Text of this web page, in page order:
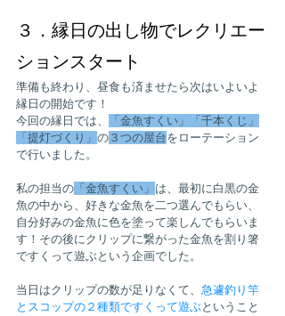
３．縁日の出し物でレクリエー
ションスタート
準備も終わり、昼食も済ませたら次はいよいよ
縁日の開始です！
今回の縁日では、
「金魚すくい」「千本くじ」
「提灯づくり」 の ３つの屋台をローテーション
で行いました。
私の担当の 「金魚すくい」 は、最初に白黒の金
魚の中から、好きな金魚を二つ選んでもらい、
自分好みの金魚に色を塗って楽しんでもらいま
す！その後にクリップに繋がった金魚を割り箸
ですくって遊ぶという企画でした。
当日はクリップの数が足りなくて、 急遽釣り竿
とスコップの２種類ですくって遊ぶということ